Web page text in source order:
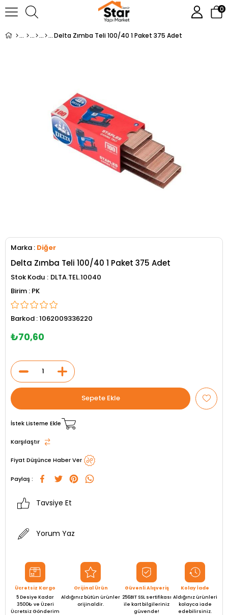
0
Delta Zımba Teli 100/40 1 Paket 375 Adet
Marka : Diğer
Delta Zımba Teli 100/40 1 Paket 375 Adet
Stok Kodu
DLTA.TEL.10040
PK
Barkod :1062009336220
₺70,60
İstek Listeme Ekle
Karşılaştır
Fiyat Düşünce Haber Ver
Paylaş :
Tavsiye Et
Yorum Yaz
Ücretsiz Kargo
5 Desiye Kadar
3500₺ ve Üzeri
Ücretsiz Gönderim
Orijinal Ürün
Aldığınız bütün ürünler
orijinaldir.
Güvenli Alışveriş
256BIT SSL sertifikası
ile kart bilgileriniz
güvende!
Kolay İade
Aldığınız ürünleri
kolayca iade
edebilirsiniz.